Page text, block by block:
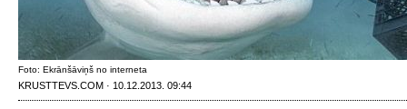
Foto: Ekrānšāviņš no interneta
KRUSTTEVS.COM · 10.12.2013. 09:44